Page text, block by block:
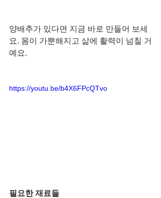
양배추가 있다면 지금 바로 만들어 보세
요. 몸이 가뿐해지고 삶에 활력이 넘칠 거
예요.
https://youtu.be/b4X6FPcQTvo
필요한 재료들